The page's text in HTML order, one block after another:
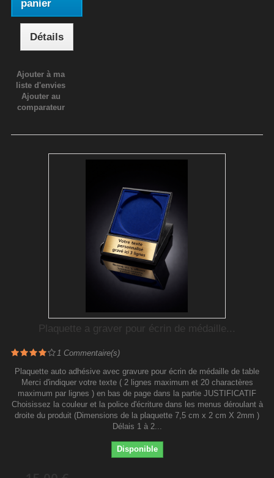
panier
Détails
Ajouter à ma
liste d'envies
Ajouter au
comparateur
Plaquette a graver pour écrin de médaille...
1 Commentaire(s)
Plaquette auto adhésive avec gravure pour écrin de médaille de table
Merci d'indiquer votre texte ( 2 lignes maximum et 20 charactères
maximum par lignes ) en bas de page dans la partie JUSTIFICATIF
Choisissez la couleur et la police d'écriture dans les menus déroulant à
droite du produit (Dimensions de la plaquette 7,5 cm x 2 cm X 2mm )
Délais 1 à 2...
Disponible